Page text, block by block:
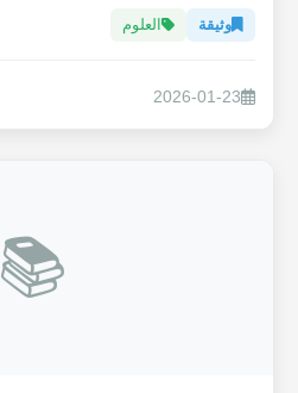
وثيقة العلوم
2026-01-23
📚